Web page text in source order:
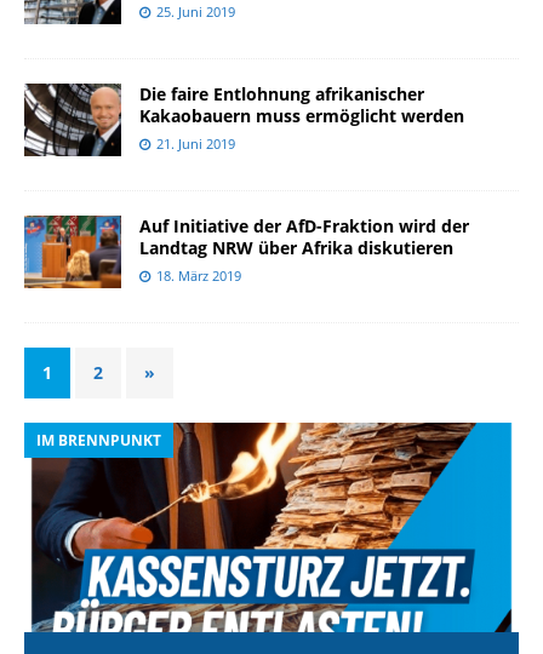
25. Juni 2019
Die faire Entlohnung afrikanischer
Kakaobauern muss ermöglicht werden
21. Juni 2019
Auf Initiative der AfD-Fraktion wird der
Landtag NRW über Afrika diskutieren
18. März 2019
1 2 »
IM BRENNPUNKT